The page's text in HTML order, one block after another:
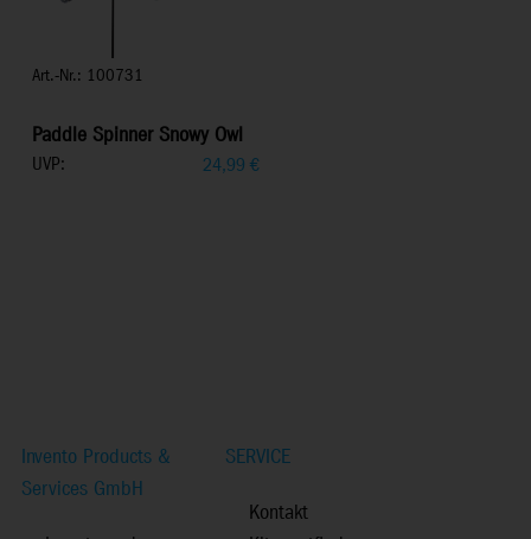
Art.-Nr.: 100731
Paddle Spinner Snowy Owl
UVP: 24,99 €
Invento Products &
Services GmbH
SERVICE
Kontakt